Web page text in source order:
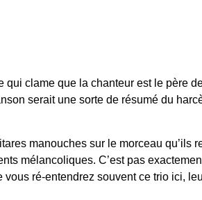
clame que la chanteur est le père
serait une sorte de résumé du
manouches sur le morceau qu’ils
mélancoliques. C’est pas
vous ré-entendrez souvent ce trio ici,